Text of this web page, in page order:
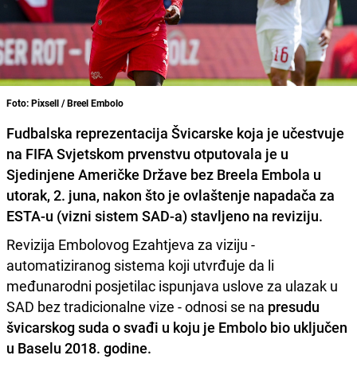
Foto: Pixsell / Breel Embolo
Fudbalska reprezentacija Švicarske koja je učestvuje
na FIFA Svjetskom prvenstvu otputovala je u
Sjedinjene Američke Države bez Breela Embola u
utorak, 2. juna, nakon što je ovlaštenje napadača za
ESTA-u (vizni sistem SAD-a) stavljeno na reviziju.
Revizija Embolovog Ezahtjeva za viziju -
automatiziranog sistema koji utvrđuje da li
međunarodni posjetilac ispunjava uslove za ulazak u
SAD bez tradicionalne vize - odnosi se na presudu
švicarskog suda o svađi u koju je Embolo bio uključen
u Baselu 2018. godine.